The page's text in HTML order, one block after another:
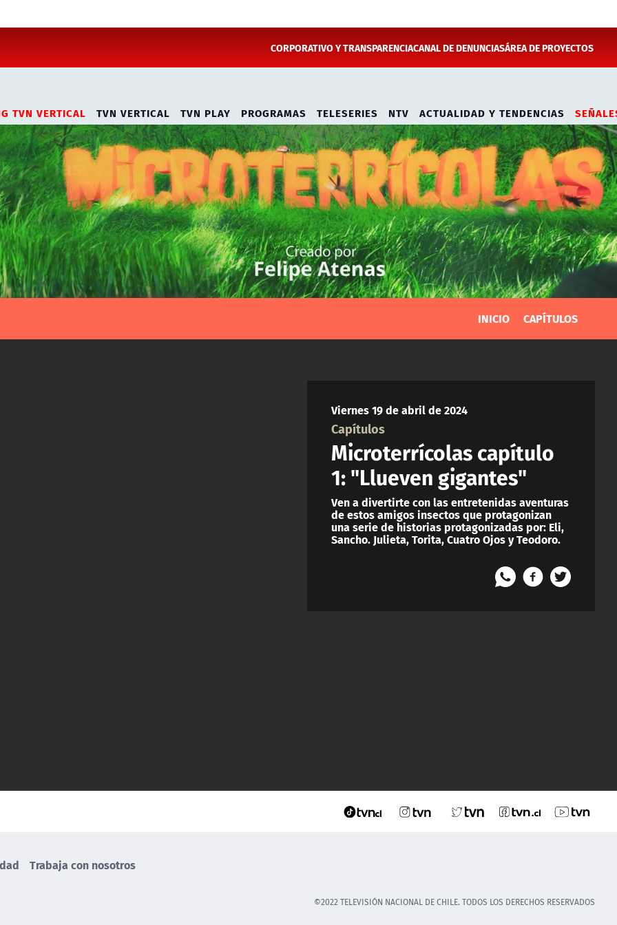
CORPORATIVO Y TRANSPARENCIACANAL DE DENUNCIASÁREA DE PROYECTOS
TVN VERTICAL TVN VERTICAL TVN PLAY PROGRAMAS TELESERIES NTV ACTUALIDAD Y TENDENCIAS
INICIO CAPÍTULOS
Viernes 19 de abril de 2024
Capítulos
Microterrícolas capítulo
1: "Llueven gigantes"
Ven a divertirte con las entretenidas aventuras
de estos amigos insectos que protagonizan
una serie de historias protagonizadas por: Eli,
Sancho. Julieta, Torita, Cuatro Ojos y Teodoro.
Trabaja con nosotros
©2022 TELEVISIÓN NACIONAL DE CHILE. TODOS LOS DERECHOS RESERVADOS